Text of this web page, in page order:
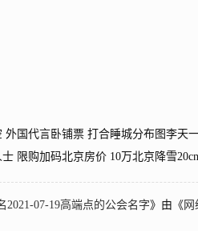
代言卧铺票 打合睡城分布图李天
限购加码北京房价 10万北京降雪
07-19高端点的公会名字》由《网